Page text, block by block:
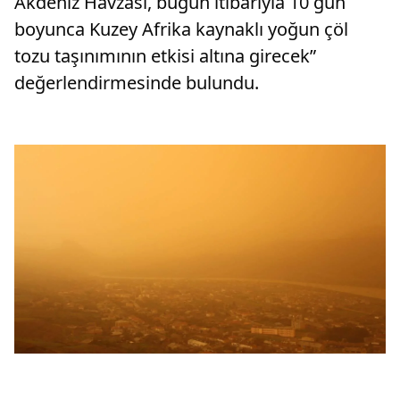
boyunca Kuzey Afrika kaynaklı yoğun çöl
tozu taşınımının etkisi altına girecek”
değerlendirmesinde bulundu.